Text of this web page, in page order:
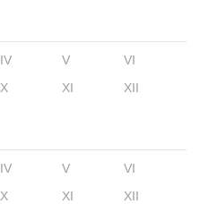
IV V
VI
X XI XII
IV V
VI
X XI XII